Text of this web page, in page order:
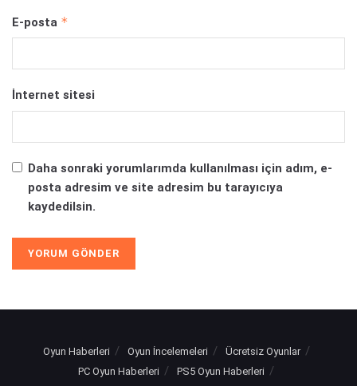
E-posta *
İnternet sitesi
Daha sonraki yorumlarımda kullanılması için adım, e-
posta adresim ve site adresim bu tarayıcıya
kaydedilsin.
Oyun Haberleri Oyun İncelemeleri
Ücretsiz Oyunlar
PC Oyun Haberleri
PS5 Oyun Haberleri